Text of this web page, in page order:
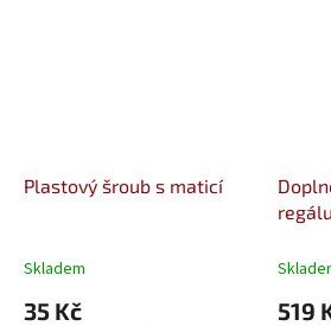
Plastový šroub s maticí
Skladem
35 Kč 519